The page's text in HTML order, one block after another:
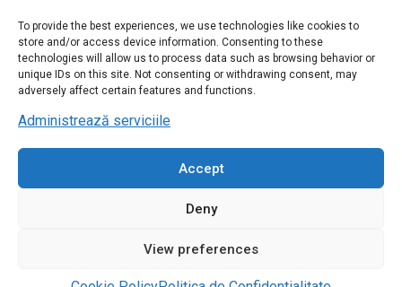
To provide the best experiences, we use technologies like cookies to
store and/or access device information. Consenting to these
technologies will allow us to process data such as browsing behavior or
unique IDs on this site. Not consenting or withdrawing consent, may
adversely affect certain features and functions.
Administrează serviciile
Accept
Deny
View preferences
+40 722 835 611
office@everart.ro
Termeni si Conditii
Politica de Confidentialitate